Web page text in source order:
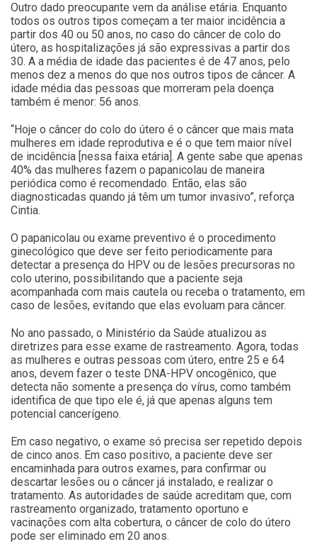
Outro dado preocupante vem da análise etária. Enquanto
todos os outros tipos começam a ter maior incidência a
partir dos 40 ou 50 anos, no caso do câncer de colo do
útero, as hospitalizações já são expressivas a partir dos
30. A a média de idade das pacientes é de 47 anos, pelo
menos dez a menos do que nos outros tipos de câncer. A
idade média das pessoas que morreram pela doença
também é menor: 56 anos.
“Hoje o câncer do colo do útero é o câncer que mais mata
mulheres em idade reprodutiva e é o que tem maior nível
de incidência [nessa faixa etária]. A gente sabe que apenas
40% das mulheres fazem o papanicolau de maneira
periódica como é recomendado. Então, elas são
diagnosticadas quando já têm um tumor invasivo”, reforça
Cintia.
O papanicolau ou exame preventivo é o procedimento
ginecológico que deve ser feito periodicamente para
detectar a presença do HPV ou de lesões precursoras no
colo uterino, possibilitando que a paciente seja
acompanhada com mais cautela ou receba o tratamento, em
caso de lesões, evitando que elas evoluam para câncer.
No ano passado, o Ministério da Saúde atualizou as
diretrizes para esse exame de rastreamento. Agora, todas
as mulheres e outras pessoas com útero, entre 25 e 64
anos, devem fazer o teste DNA-HPV oncogênico, que
detecta não somente a presença do vírus, como também
identifica de que tipo ele é, já que apenas alguns tem
potencial cancerígeno.
Em caso negativo, o exame só precisa ser repetido depois
de cinco anos. Em caso positivo, a paciente deve ser
encaminhada para outros exames, para confirmar ou
descartar lesões ou o câncer já instalado, e realizar o
tratamento. As autoridades de saúde acreditam que, com
rastreamento organizado, tratamento oportuno e
vacinações com alta cobertura, o câncer de colo do útero
pode ser eliminado em 20 anos.